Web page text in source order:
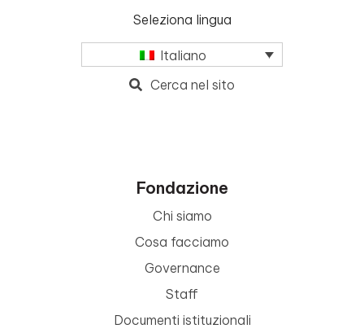
Seleziona lingua
Italiano
Cerca nel sito
Fondazione
Chi siamo
Cosa facciamo
Governance
Staff
Documenti istituzionali